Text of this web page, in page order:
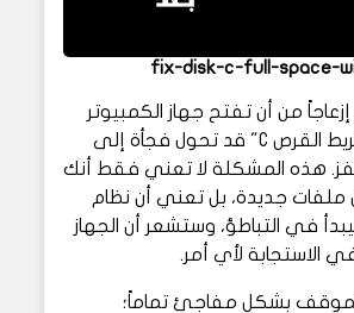
fix-disk-c-full-space-
من أن تفتح جهاز الكمبيوتر
الخاص بك لتجد "شريط القرص C" قد تحول فجأة إلى
هذه المشكلة لا تعني فقط أنك
جديدة، بل تعني أن نظام
في التباطؤ، وستشعر أن الجهاز
الاستجابة لأي أمر.
بشكل مفاجئ تماماً؛